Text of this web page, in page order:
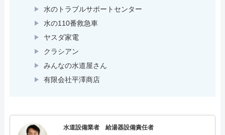
水のトラブルサポートセンター
水の110番救急車
ヤスダ家電
クラシアン
みんなの水道屋さん
有限会社平澤商店
水道設備業者 給湯器設備責任者